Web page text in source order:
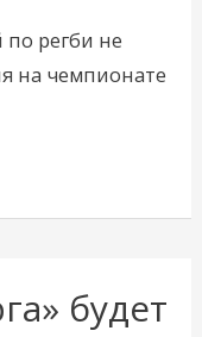
по регби не
на чемпионате
будет